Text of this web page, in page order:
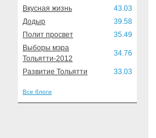
Вкусная жизнь
43.03
Додыр
39.58
Полит просвет
35.49
Выборы мэра
Тольятти-2012
34.76
Развитие Тольятти 33.03
Все блоги